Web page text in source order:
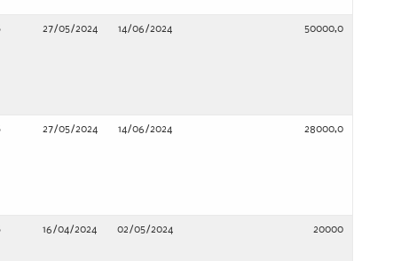
27/05/2024 14/06/2024 50000,0
27/05/2024 14/06/2024 28000,0
16/04/2024 02/05/2024 20000